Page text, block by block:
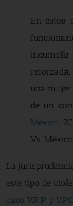
En estos
incumplir
reforzada,
una
de un
México
Vs. México
La
este tipo de
caso V.R.P y